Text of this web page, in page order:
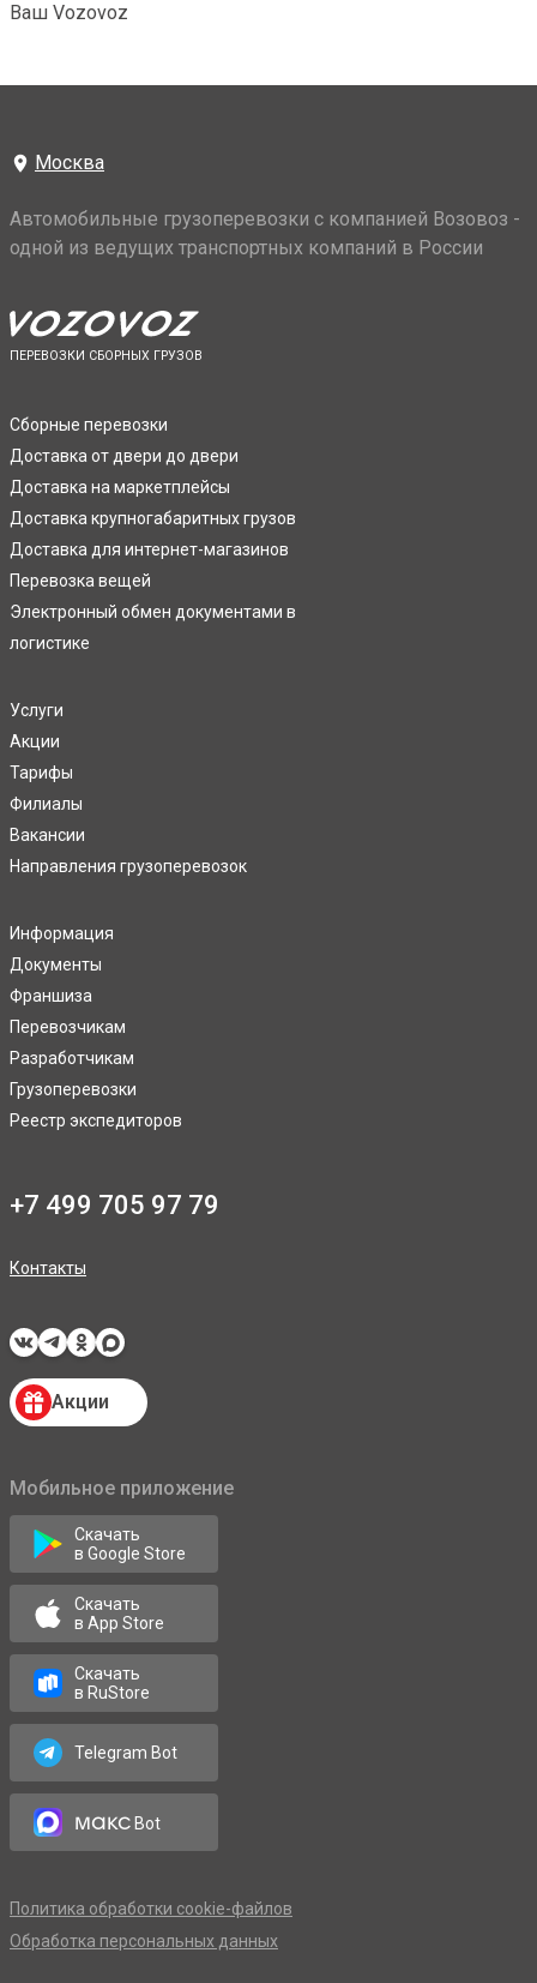
Ваш Vozovoz
Москва
Автомобильные грузоперевозки с компанией Возовоз -
одной из ведущих транспортных компаний в России
ПЕРЕВОЗКИ СБОРНЫХ ГРУЗОВ
Сборные перевозки
Доставка от двери до двери
Доставка на маркетплейсы
Доставка крупногабаритных грузов
Доставка для интернет-магазинов
Перевозка вещей
Электронный обмен документами в
логистике
Услуги
Акции
Тарифы
Филиалы
Вакансии
Направления грузоперевозок
Информация
Документы
Франшиза
Перевозчикам
Разработчикам
Грузоперевозки
Реестр экспедиторов
+7 499 705 97 79
Контакты
Акции
Мобильное приложение
Скачать
в Google Store
Скачать
в App Store
Скачать
в RuStore
Telegram Bot
макс Bot
Политика обработки cookie-файлов
Обработка персональных данных